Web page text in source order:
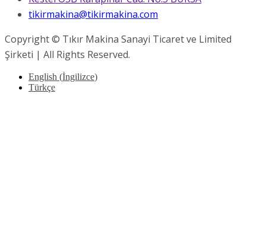
tikirmakina@tikirmakina.com
Copyright © Tıkır Makina Sanayi Ticaret ve Limited
Şirketi | All Rights Reserved.
English (İngilizce)
Türkçe